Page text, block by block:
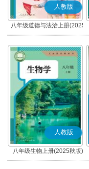
人教版
八年级道德与法治上册(2025
秋版)(部编版)
人教版
八年级生物上册(2025秋版)